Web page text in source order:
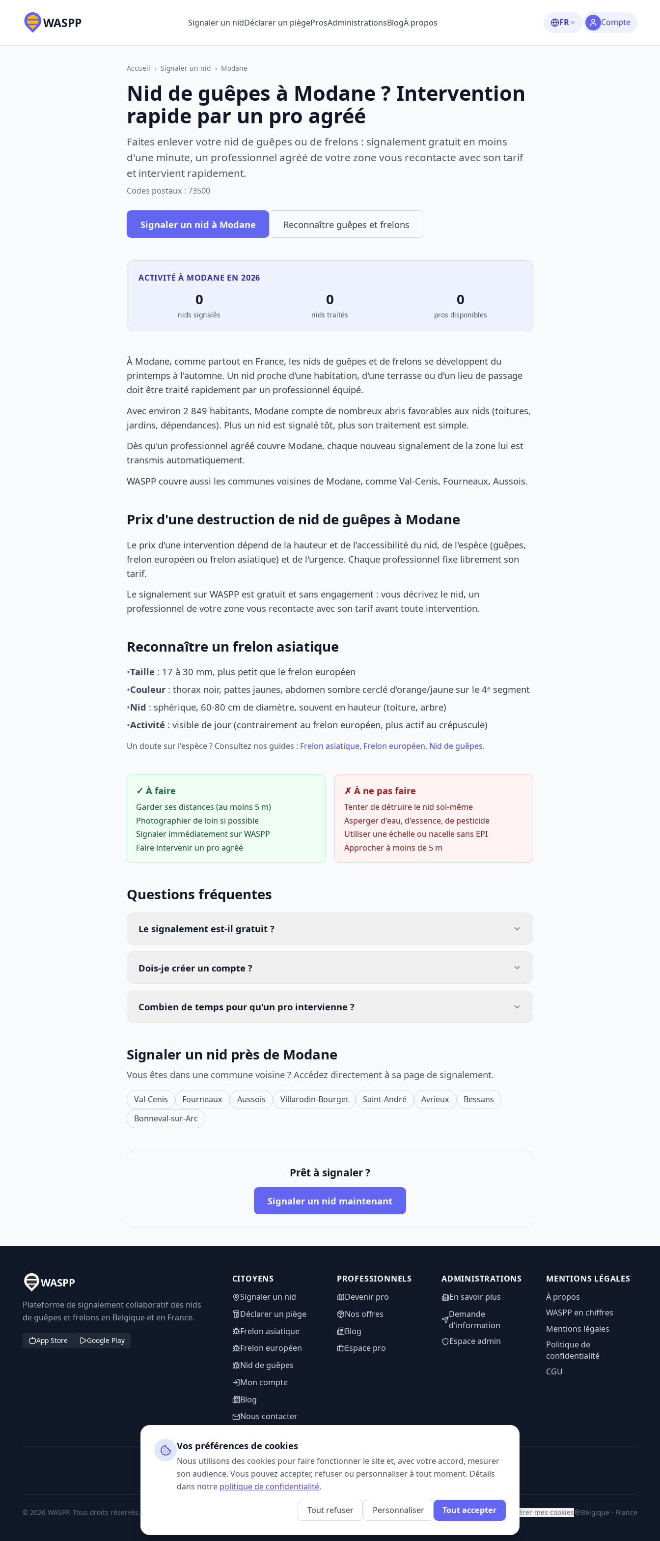
WASPP Signaler un nidDéclarer un piègeProsAdministrationsBlogÀ propos FR Compte
Accueil › Signaler un nid › Modane
Nid de guêpes à Modane ? Intervention
rapide par un pro agréé
Faites enlever votre nid de guêpes ou de frelons : signalement gratuit en moins
d'une minute, un professionnel agréé de votre zone vous recontacte avec son tarif
et intervient rapidement.
Codes postaux : 73500
Signaler un nid à Modane Reconnaître guêpes et frelons
ACTIVITÉ À MODANE EN 2026
0
nids signalés
0
nids traités
0
pros disponibles
À Modane, comme partout en France, les nids de guêpes et de frelons se développent du
printemps à l'automne. Un nid proche d'une habitation, d'une terrasse ou d'un lieu de passage
doit être traité rapidement par un professionnel équipé.
Avec environ 2 849 habitants, Modane compte de nombreux abris favorables aux nids (toitures,
jardins, dépendances). Plus un nid est signalé tôt, plus son traitement est simple.
Dès qu'un professionnel agréé couvre Modane, chaque nouveau signalement de la zone lui est
transmis automatiquement.
WASPP couvre aussi les communes voisines de Modane, comme Val-Cenis, Fourneaux, Aussois.
Prix d'une destruction de nid de guêpes à Modane
Le prix d'une intervention dépend de la hauteur et de l'accessibilité du nid, de l'espèce (guêpes,
frelon européen ou frelon asiatique) et de l'urgence. Chaque professionnel fixe librement son
tarif.
Le signalement sur WASPP est gratuit et sans engagement : vous décrivez le nid, un
professionnel de votre zone vous recontacte avec son tarif avant toute intervention.
Reconnaître un frelon asiatique
•Taille : 17 à 30 mm, plus petit que le frelon européen
•Couleur : thorax noir, pattes jaunes, abdomen sombre cerclé d'orange/jaune sur le 4ᵉ segment
•Nid : sphérique, 60-80 cm de diamètre, souvent en hauteur (toiture, arbre)
•Activité : visible de jour (contrairement au frelon européen, plus actif au crépuscule)
Un doute sur l'espèce ? Consultez nos guides : Frelon asiatique, Frelon européen, Nid de guêpes.
✓ À faire
Garder ses distances (au moins 5 m)
Photographier de loin si possible
Signaler immédiatement sur WASPP
Faire intervenir un pro agréé
✗ À ne pas faire
Tenter de détruire le nid soi-même
Asperger d'eau, d'essence, de pesticide
Utiliser une échelle ou nacelle sans EPI
Approcher à moins de 5 m
Questions fréquentes
Le signalement est-il gratuit ?
Dois-je créer un compte ?
Combien de temps pour qu'un pro intervienne ?
Signaler un nid près de Modane
Vous êtes dans une commune voisine ? Accédez directement à sa page de signalement.
Val-Cenis Fourneaux Aussois Villarodin-Bourget Saint-André Avrieux
Bessans
Bonneval-sur-Arc
Prêt à signaler ?
Signaler un nid maintenant
WASPP
Plateforme de signalement collaboratif des nids
de guêpes et frelons en Belgique et en France.
App Store Google Play
CITOYENS
Signaler un nid
Déclarer un piège
Frelon asiatique
Frelon européen
Nid de guêpes
Mon compte
Blog
Nous contacter
PROFESSIONNELS
Devenir pro
Nos offres
Blog
Espace pro
ADMINISTRATIONS
En savoir plus
Demande
d'information
Espace admin
MENTIONS LÉGALES
À propos
WASPP en chiffres
Mentions légales
Politique de
confidentialité
CGU
SUIVEZ-NOUS
© 2026 WASPP. Tous droits réservés. Gérer mes cookies Belgique · France
Vos préférences de cookies
Nous utilisons des cookies pour faire fonctionner le site et, avec votre accord, mesurer
son audience. Vous pouvez accepter, refuser ou personnaliser à tout moment. Détails
dans notre politique de confidentialité.
Tout refuser Personnaliser Tout accepter